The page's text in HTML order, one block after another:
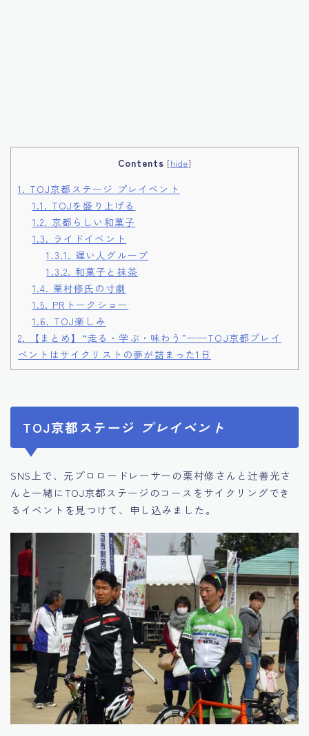
Contents [hide]
1. TOJ京都ステージ プレイベント
1.1. TOJを盛り上げる
1.2. 京都らしい和菓子
1.3. ライドイベント
1.3.1. 遅い人グループ
1.3.2. 和菓子と抹茶
1.4. 栗村修氏の寸劇
1.5. PRトークショー
1.6. TOJ楽しみ
2.
【まとめ】“走る・学ぶ・味わう”——TOJ京都プレイ
ベントはサイクリストの夢が詰まった1日
TOJ京都ステージ プレイベント
SNS上で、元プロロードレーサーの栗村修さんと辻善光さ
んと一緒にTOJ京都ステージのコースをサイクリングでき
るイベントを見つけて、申し込みました。